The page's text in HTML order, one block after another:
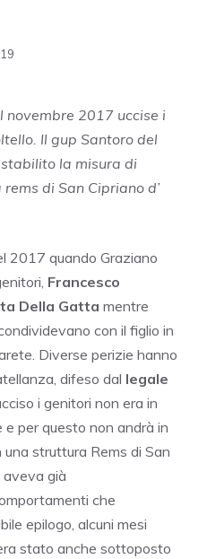
novembre 2017 uccise i
Il gup Santoro del
la misura di
di San Cipriano d’
2017 quando Graziano
Francesco
Della Gatta mentre
con il figlio in
Diverse perizie hanno
difeso dal legale
i genitori non era in
per questo non andrà in
struttura Rems di San
aveva già
che
epilogo, alcuni mesi
stato anche sottoposto